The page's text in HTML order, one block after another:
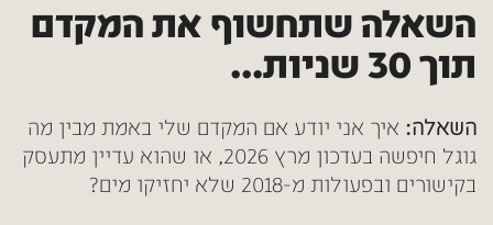
השאלה שתחשוף את המקדם
תוך 30 שניות…
השאלה: איך אני יודע אם המקדם שלי באמת מבין מה
גוגל חיפשה בעדכון מרץ 2026,
או שהוא עדיין מתעסק
בקישורים ובפעולות מ-2018 שלא יחזיקו מים?